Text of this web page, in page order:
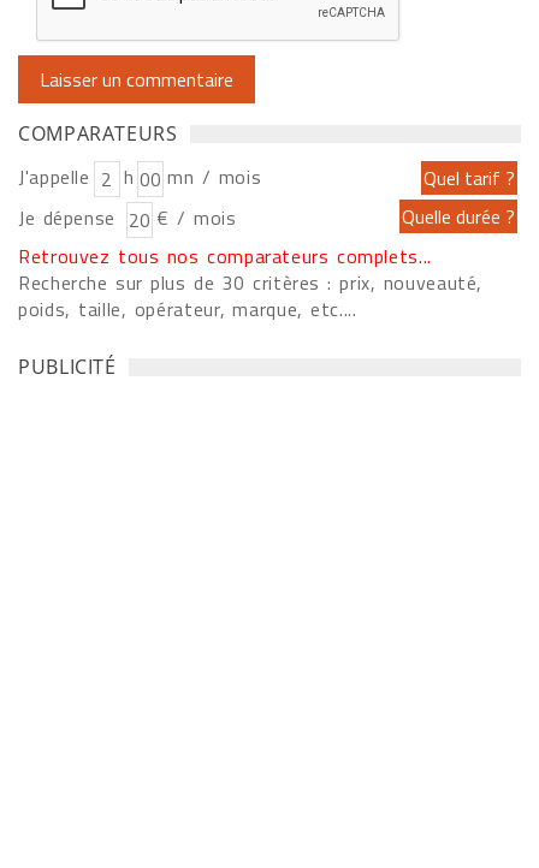
COMPARATEURS
J'appelle h
mn / mois
Je dépense
€ / mois
Retrouvez tous nos comparateurs complets...
Recherche sur plus de 30 critères : prix, nouveauté,
poids, taille, opérateur, marque, etc....
PUBLICITÉ